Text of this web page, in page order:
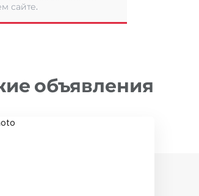
сайте.
объявления